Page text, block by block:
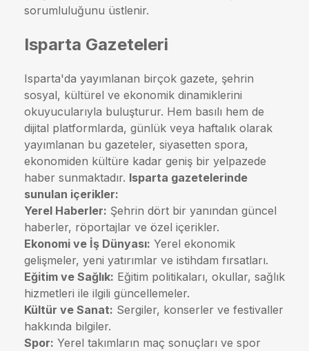
sorumluluğunu üstlenir.
Isparta Gazeteleri
Isparta'da yayımlanan birçok gazete, şehrin
sosyal, kültürel ve ekonomik dinamiklerini
okuyucularıyla buluşturur. Hem basılı hem de
dijital platformlarda, günlük veya haftalık olarak
yayımlanan bu gazeteler, siyasetten spora,
ekonomiden kültüre kadar geniş bir yelpazede
haber sunmaktadır. Isparta gazetelerinde
sunulan içerikler:
Yerel Haberler: Şehrin dört bir yanından güncel
haberler, röportajlar ve özel içerikler.
Ekonomi ve İş Dünyası: Yerel ekonomik
gelişmeler, yeni yatırımlar ve istihdam fırsatları.
Eğitim ve Sağlık: Eğitim politikaları, okullar, sağlık
hizmetleri ile ilgili güncellemeler.
Kültür ve Sanat: Sergiler, konserler ve festivaller
hakkında bilgiler.
Spor: Yerel takımların maç sonuçları ve spor